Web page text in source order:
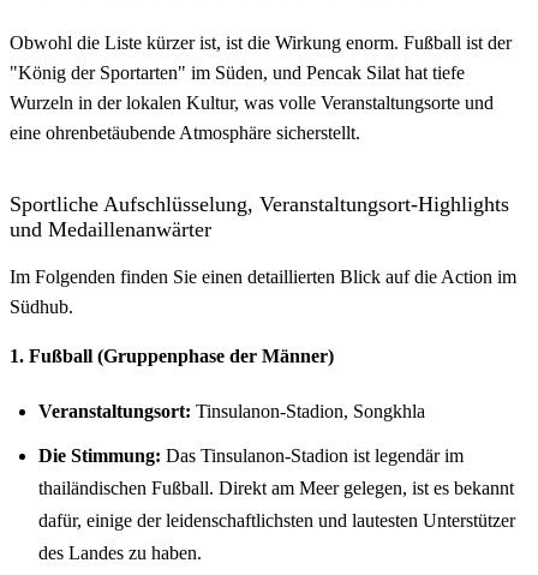
Obwohl die Liste kürzer ist, ist die Wirkung enorm. Fußball ist der
"König der Sportarten" im Süden, und Pencak Silat hat tiefe
Wurzeln in der lokalen Kultur, was volle Veranstaltungsorte und
eine ohrenbetäubende Atmosphäre sicherstellt.
Sportliche Aufschlüsselung, Veranstaltungsort-Highlights
und Medaillenanwärter
Im Folgenden finden Sie einen detaillierten Blick auf die Action im
Südhub.
1. Fußball (Gruppenphase der Männer)
Veranstaltungsort: Tinsulanon-Stadion, Songkhla
Die Stimmung: Das Tinsulanon-Stadion ist legendär im
thailändischen Fußball. Direkt am Meer gelegen, ist es bekannt
dafür, einige der leidenschaftlichsten und lautesten Unterstützer
des Landes zu haben.